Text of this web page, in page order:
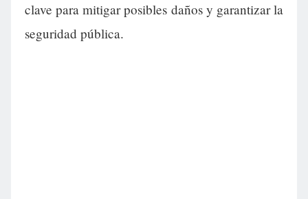
clave para mitigar posibles daños y garantizar la
seguridad pública.